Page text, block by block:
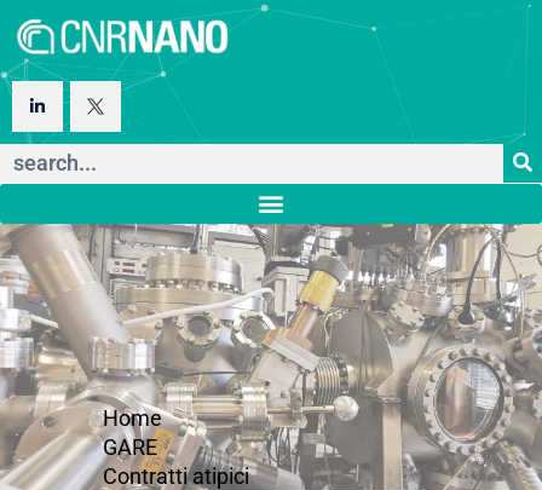
Home
GARE
Contratti atipici